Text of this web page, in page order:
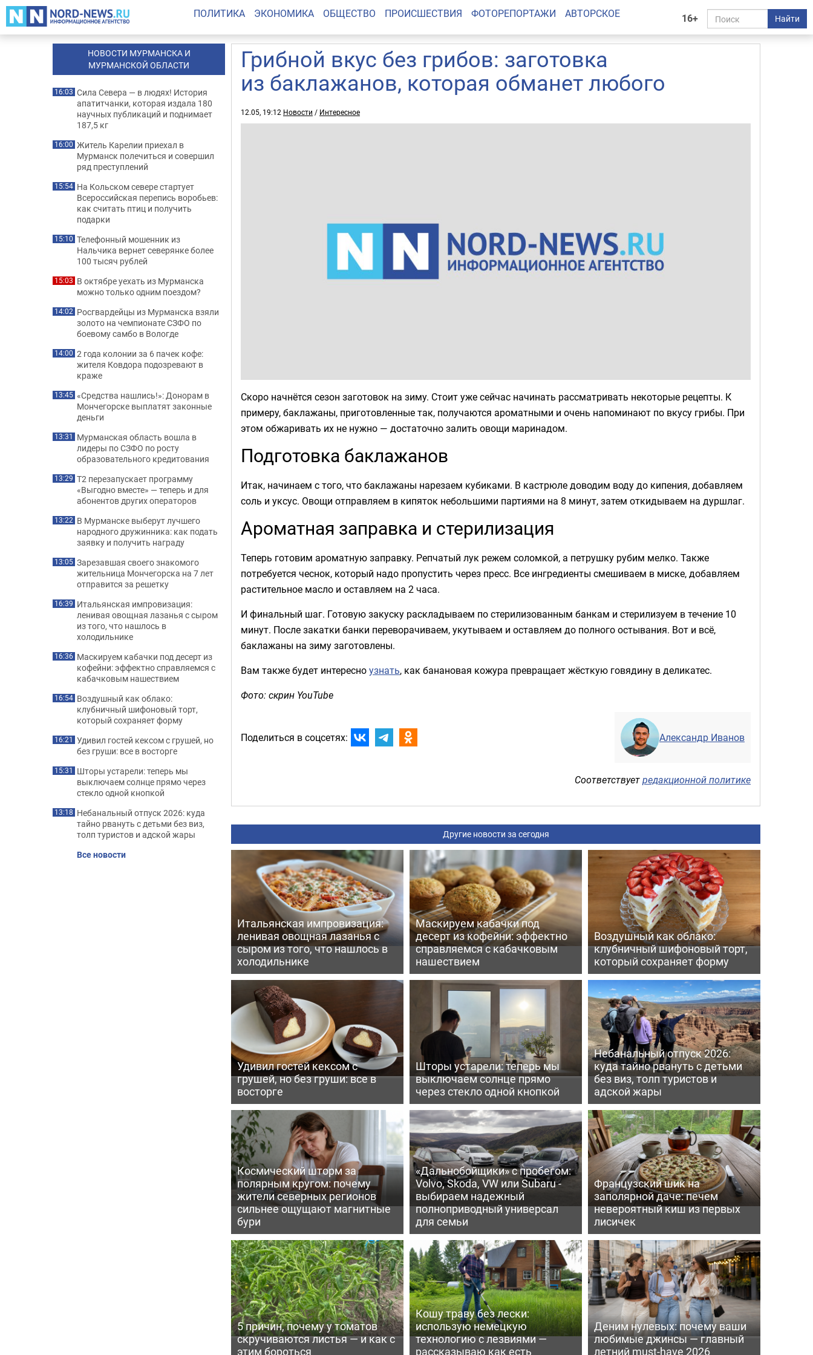
16+ Найти
ПОЛИТИКА ЭКОНОМИКА ОБЩЕСТВО ПРОИСШЕСТВИЯ ФОТОРЕПОРТАЖИ АВТОРСКОЕ
Грибной вкус без грибов: заготовка
из баклажанов, которая обманет любого
12.05, 19:12 Новости / Интересное
Скоро начнётся сезон заготовок на зиму. Стоит уже сейчас начинать рассматривать некоторые рецепты. К
примеру, баклажаны, приготовленные так, получаются ароматными и очень напоминают по вкусу грибы. При
этом обжаривать их не нужно — достаточно залить овощи маринадом.
Подготовка баклажанов
Итак, начинаем с того, что баклажаны нарезаем кубиками. В кастрюле доводим воду до кипения, добавляем
соль и уксус. Овощи отправляем в кипяток небольшими партиями на 8 минут, затем откидываем на дуршлаг.
Ароматная заправка и стерилизация
Теперь готовим ароматную заправку. Репчатый лук режем соломкой, а петрушку рубим мелко. Также
потребуется чеснок, который надо пропустить через пресс. Все ингредиенты смешиваем в миске, добавляем
растительное масло и оставляем на 2 часа.
И финальный шаг. Готовую закуску раскладываем по стерилизованным банкам и стерилизуем в течение 10
минут. После закатки банки переворачиваем, укутываем и оставляем до полного остывания. Вот и всё,
баклажаны на зиму заготовлены.
Вам также будет интересноузнать, как банановая кожура превращает жёсткую говядину в деликатес.
Фото: скрин YouTube
Поделиться в соцсетях: Александр Иванов
Соответствуетредакционной политике
Другие новости за сегодня
Итальянская импровизация:
ленивая овощная лазанья с
сыром из того, что нашлось в
холодильнике
Маскируем кабачки под
десерт из кофейни: эффектно
справляемся с кабачковым
нашествием
Воздушный как облако:
клубничный шифоновый торт,
который сохраняет форму
Удивил гостей кексом с
грушей, но без груши: все в
восторге
Шторы устарели: теперь мы
выключаем солнце прямо
через стекло одной кнопкой
Небанальный отпуск 2026:
куда тайно рвануть с детьми
без виз, толп туристов и
адской жары
Космический шторм за
полярным кругом: почему
жители северных регионов
сильнее ощущают магнитные
бури
«Дальнобойщики» с пробегом:
Volvo, Skoda, VW или Subaru -
выбираем надежный
полноприводный универсал
для семьи
Французский шик на
заполярной даче: печем
невероятный киш из первых
лисичек
5 причин, почему у томатов
скручиваются листья — и как с
этим бороться
Кошу траву без лески:
использую немецкую
технологию с лезвиями —
рассказываю как есть
Деним нулевых: почему ваши
любимые джинсы — главный
летний must-have 2026
НОВОСТИ МУРМАНСКА И
МУРМАНСКОЙ ОБЛАСТИ
16:03 Сила Севера — в людях! История
апатитчанки, которая издала 180
научных публикаций и поднимает
187,5 кг
16:00 Житель Карелии приехал в
Мурманск полечиться и совершил
ряд преступлений
15:54 На Кольском севере стартует
Всероссийская перепись воробьев:
как считать птиц и получить
подарки
15:10 Телефонный мошенник из
Нальчика вернет северянке более
100 тысяч рублей
15:03 В октябре уехать из Мурманска
можно только одним поездом?
14:02 Росгвардейцы из Мурманска взяли
золото на чемпионате СЗФО по
боевому самбо в Вологде
14:00 2 года колонии за 6 пачек кофе:
жителя Ковдора подозревают в
краже
13:45 «Средства нашлись!»: Донорам в
Мончегорске выплатят законные
деньги
13:31 Мурманская область вошла в
лидеры по СЗФО по росту
образовательного кредитования
13:29 Т2 перезапускает программу
«Выгодно вместе» — теперь и для
абонентов других операторов
13:22 В Мурманске выберут лучшего
народного дружинника: как подать
заявку и получить награду
13:05 Зарезавшая своего знакомого
жительница Мончегорска на 7 лет
отправится за решетку
16:39 Итальянская импровизация:
ленивая овощная лазанья с сыром
из того, что нашлось в
холодильнике
16:36 Маскируем кабачки под десерт из
кофейни: эффектно справляемся с
кабачковым нашествием
16:54 Воздушный как облако:
клубничный шифоновый торт,
который сохраняет форму
16:21 Удивил гостей кексом с грушей, но
без груши: все в восторге
15:31 Шторы устарели: теперь мы
выключаем солнце прямо через
стекло одной кнопкой
13:18 Небанальный отпуск 2026: куда
тайно рвануть с детьми без виз,
толп туристов и адской жары
Все новости